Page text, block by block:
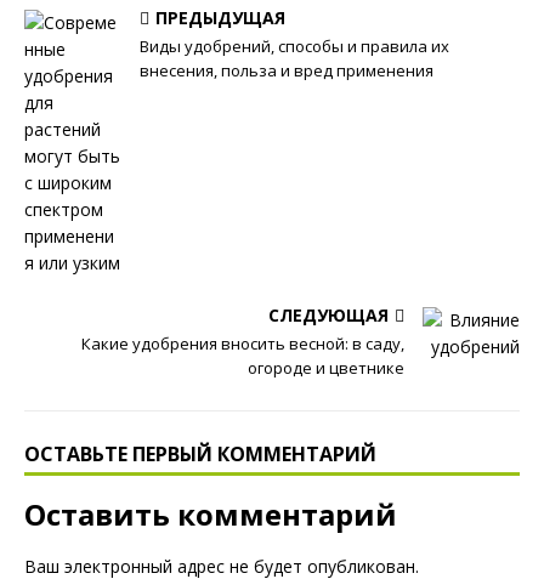
ПРЕДЫДУЩАЯ
Виды удобрений, способы и правила их
внесения, польза и вред применения
СЛЕДУЮЩАЯ
Какие удобрения вносить весной: в саду,
огороде и цветнике
ОСТАВЬТЕ ПЕРВЫЙ КОММЕНТАРИЙ
Оставить комментарий
Ваш электронный адрес не будет опубликован.